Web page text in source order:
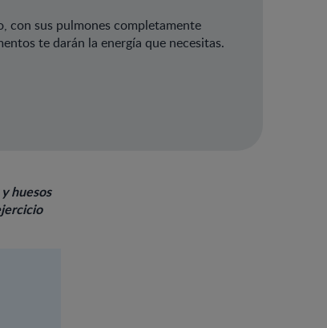
con sus pulmones completamente
te darán la energía que necesitas.
huesos